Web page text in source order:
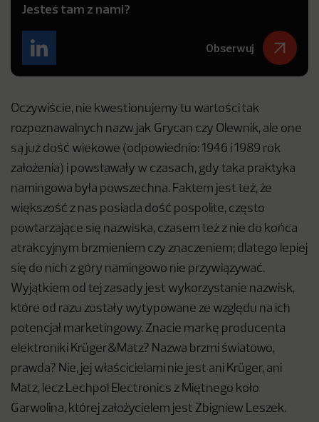
Jesteś tam z nami?
Obserwuj
Oczywiście, nie kwestionujemy tu wartości tak
rozpoznawalnych nazw jak Grycan czy Olewnik, ale one
są już dość wiekowe (odpowiednio: 1946 i 1989 rok
założenia) i powstawały w czasach, gdy taka praktyka
namingowa była powszechna. Faktem jest też, że
większość z nas posiada dość pospolite, często
powtarzające się nazwiska, czasem też z nie do końca
atrakcyjnym brzmieniem czy znaczeniem; dlatego lepiej
się do nich z góry namingowo nie przywiązywać.
Wyjątkiem od tej zasady jest wykorzystanie nazwisk,
które od razu zostały wytypowane ze względu na ich
potencjał marketingowy. Znacie markę producenta
elektroniki Krüger&Matz? Nazwa brzmi światowo,
prawda? Nie, jej właścicielami nie jest ani Krüger, ani
Matz, lecz Lechpol Electronics z Miętnego koło
Garwolina, której założycielem jest Zbigniew Leszek.